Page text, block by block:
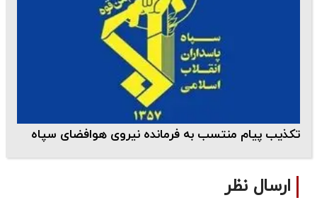
تکذیب پیام منتسب به فرمانده نیروی هوافضای سپاه
ارسال نظر